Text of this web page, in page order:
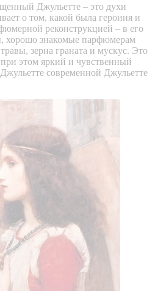
Джульетте – это духи
о том, какой была героиня и
реконструкцией – в его
хорошо знакомые парфюмерам
зерна граната и мускус. Это
этом яркий и чувственный
современной Джульетте